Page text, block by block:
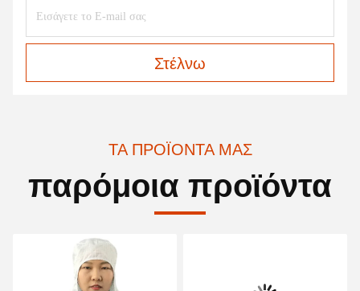
Στέλνω
ΤΑ ΠΡΟΪΌΝΤΑ ΜΑΣ
παρόμοια προϊόντα